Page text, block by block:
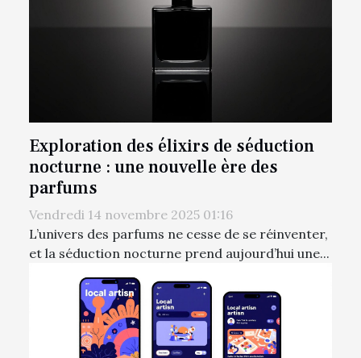
Exploration des élixirs de séduction
nocturne : une nouvelle ère des
parfums
Vendredi 14 novembre 2025 01:16
L’univers des parfums ne cesse de se réinventer,
et la séduction nocturne prend aujourd’hui une...